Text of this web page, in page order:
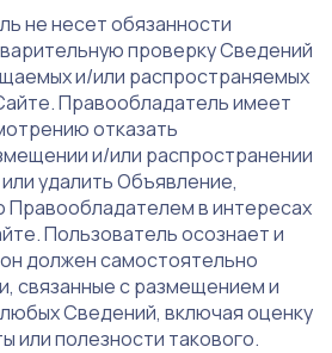
не несет обязанности
проверку Сведений
и/или распространяемых
Правообладатель имеет
отказать
и/или распространении
удалить Объявление,
в интересах
Пользователь осознает и
должен самостоятельно
связанные с размещением и
Сведений, включая оценку
или полезности такового.